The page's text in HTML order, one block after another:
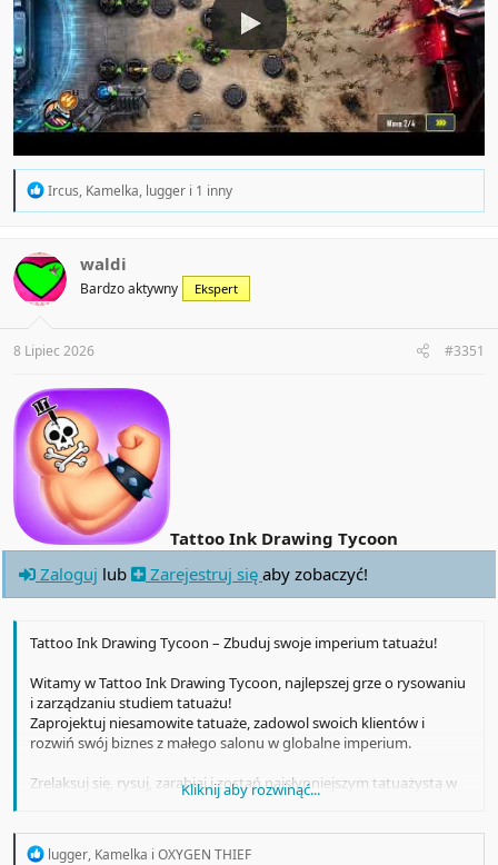
R
t
i
o
s
:
Ircus, Kamelka, lugger i 1 inny
waldi
Bardzo aktywny Ekspert
8 Lipiec 2026 #3351
Tattoo Ink Drawing Tycoon
Zaloguj lub Zarejestruj się aby zobaczyć!
Tattoo Ink Drawing Tycoon – Zbuduj swoje imperium tatuażu!
Witamy w Tattoo Ink Drawing Tycoon, najlepszej grze o rysowaniu
i zarządzaniu studiem tatuażu!
Zaprojektuj niesamowite tatuaże, zadowol swoich klientów i
rozwiń swój biznes z małego salonu w globalne imperium.
Zrelaksuj się, rysuj, zarabiaj i zostań najsłynniejszym tatuażystą w
Kliknij aby rozwinąć...
Rlugger, Kamelka i OXYGEN THIEF